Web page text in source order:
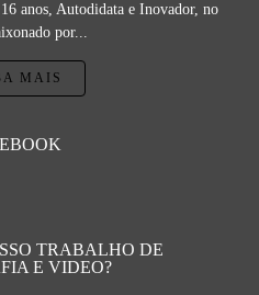
anos, Autodidata e Inovador, no
por...
MAIS
TRABALHO DE
E VIDEO?